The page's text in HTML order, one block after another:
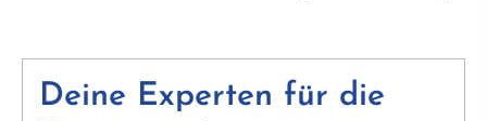
Deine Experten für die